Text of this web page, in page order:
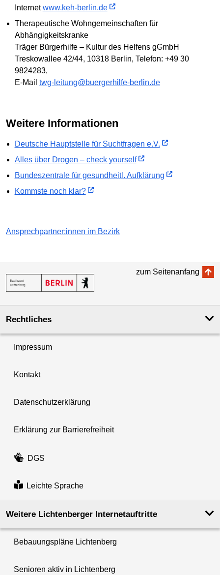
Internetwww.keh-berlin.de
Therapeutische Wohngemeinschaften für
Abhängigkeitskranke
Träger Bürgerhilfe – Kultur des Helfens gGmbH
Treskowallee 42/44, 10318 Berlin, Telefon: +49 30
9824283,
E-Mail twg-leitung@buergerhilfe-berlin.de
Weitere Informationen
Deutsche Hauptstelle für Suchtfragen e.V.
Alles über Drogen – check yourself
Bundeszentrale für gesundheitl. Aufklärung
Kommste noch klar?
Ansprechpartner:innen im Bezirk
zum Seitenanfang
Rechtliches
Impressum
Kontakt
Datenschutzerklärung
Erklärung zur Barrierefreiheit
DGS
Leichte Sprache
Weitere Lichtenberger Internetauftritte
Bebauungspläne Lichtenberg
Senioren aktiv in Lichtenberg